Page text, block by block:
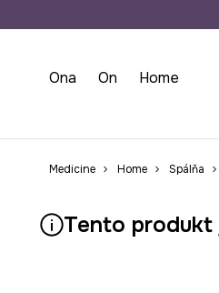
Ona On Home
Medicine Home Spálňa
Tento produkt